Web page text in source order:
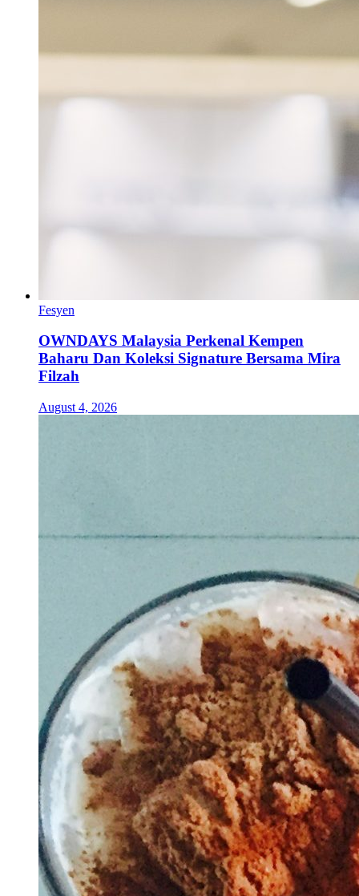
Fesyen
OWNDAYS Malaysia Perkenal Kempen
Baharu Dan Koleksi Signature Bersama Mira
Filzah
August 4, 2026